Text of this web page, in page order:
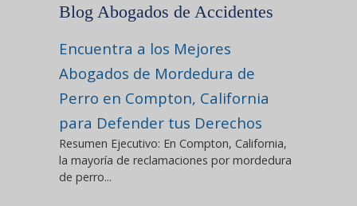
Blog Abogados de Accidentes
Encuentra a los Mejores
Abogados de Mordedura de
Perro en Compton, California
para Defender tus Derechos
Resumen Ejecutivo: En Compton, California,
la mayoría de reclamaciones por mordedura
de perro...